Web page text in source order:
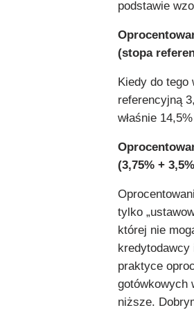
podstawie
(stopa
Kiedy do
referencyjną
właśnie
(3,75% +
tylko
której nie
praktyce
gotówkowych
niższe.